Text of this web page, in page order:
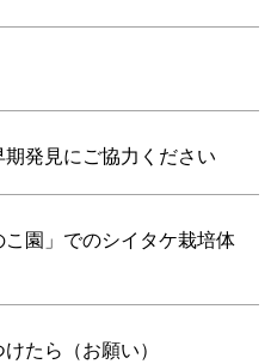
発見にご協力ください
園」でのシイタケ栽培体
たら（お願い）